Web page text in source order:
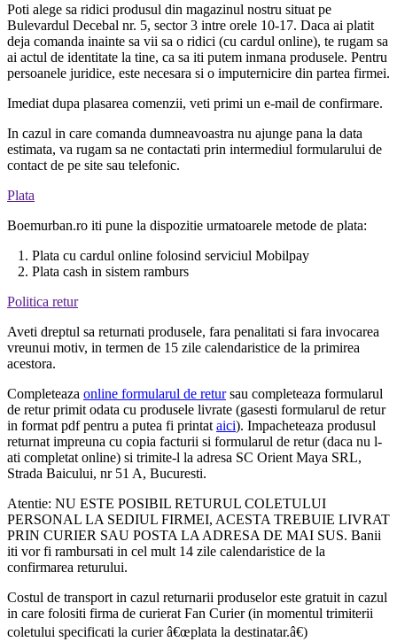
Poti alege sa ridici produsul din magazinul nostru situat pe
Bulevardul Decebal nr. 5, sector 3 intre orele 10-17. Daca ai platit
deja comanda inainte sa vii sa o ridici (cu cardul online), te rugam sa
ai actul de identitate la tine, ca sa iti putem inmana produsele. Pentru
persoanele juridice, este necesara si o imputernicire din partea firmei.
Imediat dupa plasarea comenzii, veti primi un e-mail de confirmare.
In cazul in care comanda dumneavoastra nu ajunge pana la data
estimata, va rugam sa ne contactati prin intermediul formularului de
contact de pe site sau telefonic.
Plata
Boemurban.ro iti pune la dispozitie urmatoarele metode de plata:
1. Plata cu cardul online folosind serviciul Mobilpay
2. Plata cash in sistem ramburs
Politica retur
Aveti dreptul sa returnati produsele, fara penalitati si fara invocarea
vreunui motiv, in termen de 15 zile calendaristice de la primirea
acestora.
Completeaza online formularul de retursau completeaza formularul
de retur primit odata cu produsele livrate (gasesti formularul de retur
in format pdf pentru a putea fi printat aici). Impacheteaza produsul
returnat impreuna cu copia facturii si formularul de retur (daca nu l-
ati completat online) si trimite-l la adresa SC Orient Maya SRL,
Strada Baicului, nr 51 A, Bucuresti.
Atentie: NU ESTE POSIBIL RETURUL COLETULUI
PERSONAL LA SEDIUL FIRMEI, ACESTA TREBUIE LIVRAT
PRIN CURIER SAU POSTA LA ADRESA DE MAI SUS. Banii
iti vor fi rambursati in cel mult 14 zile calendaristice de la
confirmarea returului.
Costul de transport in cazul returnarii produselor este gratuit in cazul
in care folositi firma de curierat Fan Curier (in momentul trimiterii
coletului specificati la curier â€œplata la destinatar.â€)